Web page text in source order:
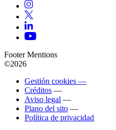
Footer Mentions
©2026
Gestión cookies —
Créditos —
Aviso legal —
Plano del sito —
Política de privacidad